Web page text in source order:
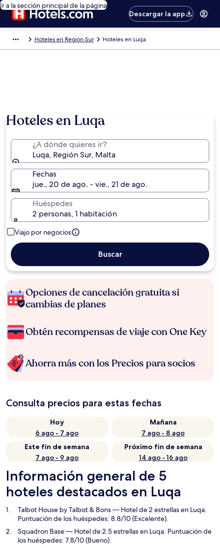
Ir a la sección principal de la página
Descargar la app
Hoteles en Región Sur Hoteles en Luqa
Hoteles en Luqa
¿A dónde quieres ir?
Luqa, Región Sur, Malta
Fechas
jue., 20 de ago. - vie., 21 de ago.
Huéspedes
2 personas, 1 habitación
Viajo por negocios
Buscar
Opciones de cancelación gratuita si
cambias de planes
Obtén recompensas de viaje con One Key
Ahorra más con los Precios para socios
Consulta precios para estas fechas
Hoy
6 ago - 7 ago
Mañana
7 ago - 8 ago
Este fin de semana
7 ago - 9 ago
Próximo fin de semana
14 ago - 16 ago
Información general de 5
hoteles destacados en Luqa
Talbot House by Talbot & Bons— Hotel de 2 estrellas en Luqa.
Puntuación de los huéspedes: 8.8/10 (Excelente).
Squadron Base— Hotel de 2.5 estrellas en Luqa. Puntuación de
los huéspedes: 7.8/10 (Bueno).